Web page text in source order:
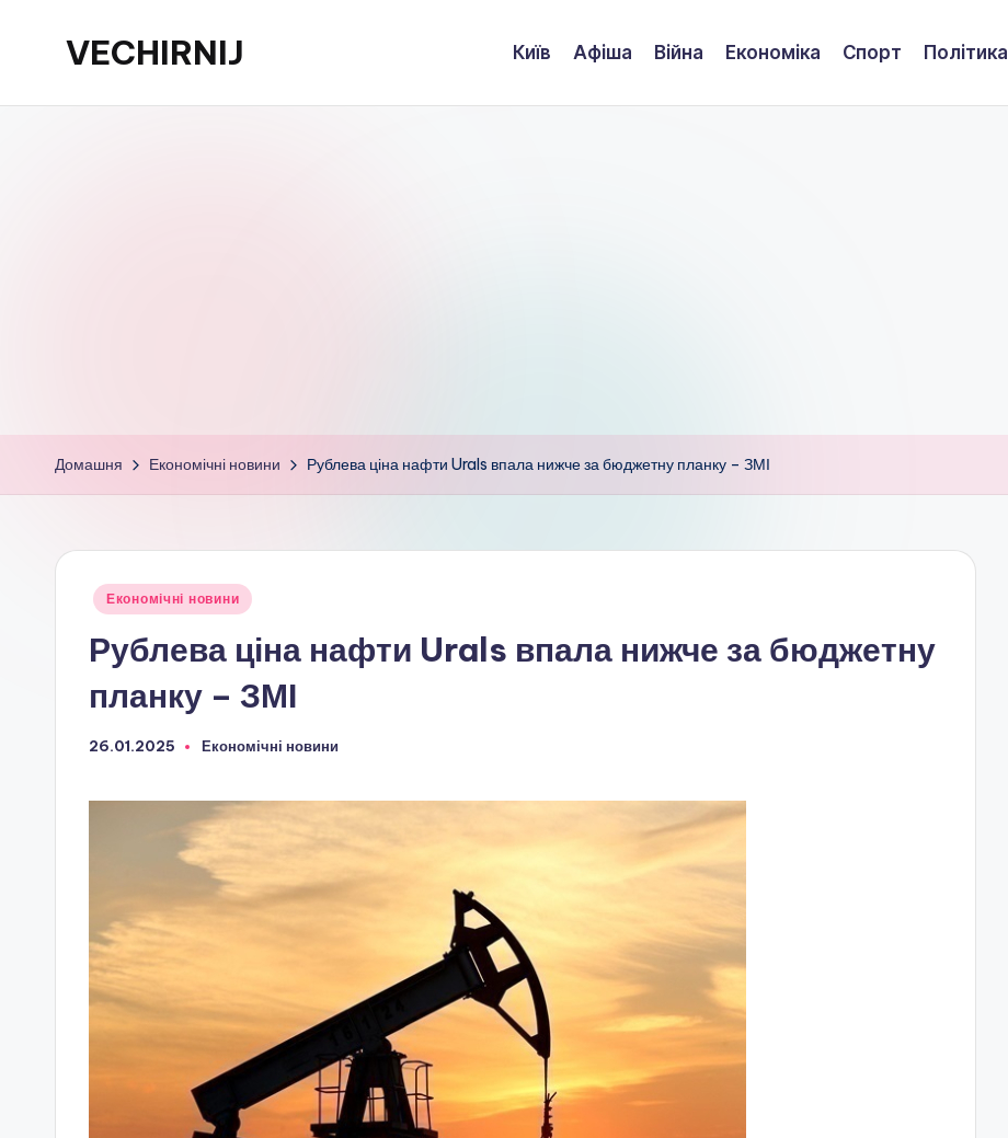
ПерейтиVECHIRNIJ Київ Афіша Війна Економіка Спорт Політика
Домашня Економічні новини Рублева ціна нафти Urals впала нижче за бюджетну планку – ЗМІ
Опубліковано
Економічні новини
Рублева ціна нафти Urals впала нижче за бюджетну
планку – ЗМІ
26.01.2025
Опубліковано
Економічні новини